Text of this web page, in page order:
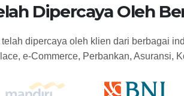
Dipercaya Oleh
dipercaya oleh klien dari berbagai
e-Commerce, Perbankan, Asuransi,